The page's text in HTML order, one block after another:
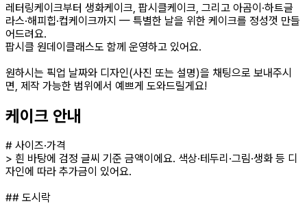
레터링케이크부터 생화케이크, 팝시클케이크, 그리고 아곰이·하트글
라스·해피힙·컵케이크까지 — 특별한 날을 위한 케이크를 정성껏 만들
어드려요.
팝시클 원데이클래스도 함께 운영하고 있어요.
원하시는 픽업 날짜와 디자인(사진 또는 설명)을 채팅으로 보내주시
면, 제작 가능한 범위에서 예쁘게 도와드릴게요!
케이크 안내
# 사이즈·가격
> 흰 바탕에 검정 글씨 기준 금액이에요. 색상·테두리·그림·생화 등 디
자인에 따라 추가금이 있어요.
## 도시락